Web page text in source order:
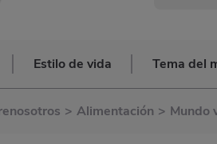
Estilo de vida Tema del
> Alimentación > Mundo